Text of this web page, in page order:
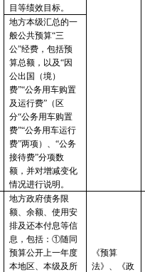
目等绩效目标。
地方本级汇总的一
般公共预算“三
公”经费，包括预
算总额，以及“因
公出国（境）
费”“公务用车购置
及运行费”（区
分“公务用车购置
费”“公务用车运行
费”两项）、“公务
接待费”分项数
额，并对增减变化
情况进行说明。
地方政府债务限
额、余额、使用安
排及还本付息等信
息，包括： ①随同
预算公开上一年度
本地区、本级及所
《预算
法》、《政